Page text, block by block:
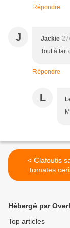
Répondre
J Jackie
Tout à fait
Répondre
L
< Clafoutis salé aux
tomates
Hébergé par
Top articles